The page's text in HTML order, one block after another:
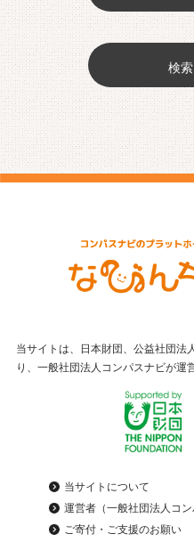
検
当サイトは、日本財団、公益社団法
り、一般社団法人コンパスナビが運
当サイトについて
運営者（一般社団法人コ
ご寄付・ご支援のお願い